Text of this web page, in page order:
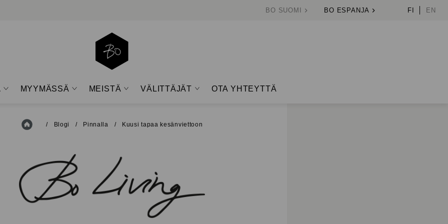
BO SUOMI BO ESPANJA FI EN
MYYMÄSSÄ MEISTÄ VÄLITTÄJÄT OTA YHTEYTTÄ
Etusivu/ Blogi / Pinnalla / Kuusi tapaa kesänviettoon
BO